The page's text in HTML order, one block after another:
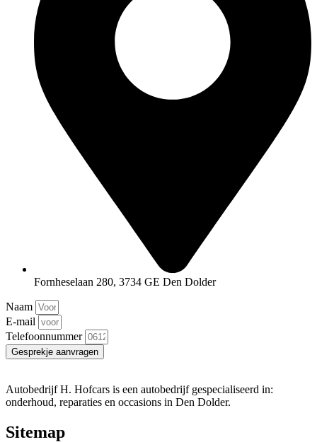
Fornheselaan 280, 3734 GE Den Dolder
Naam
E-mail
Telefoonnummer
Gesprekje aanvragen
Autobedrijf H. Hofcars is een autobedrijf gespecialiseerd in:
onderhoud, reparaties en occasions in Den Dolder.
Sitemap